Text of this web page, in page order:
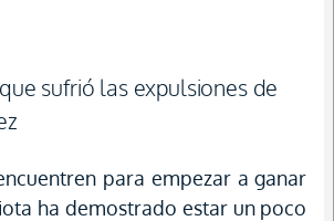
sufrió las expulsiones de
para empezar a ganar
ha demostrado estar un poco